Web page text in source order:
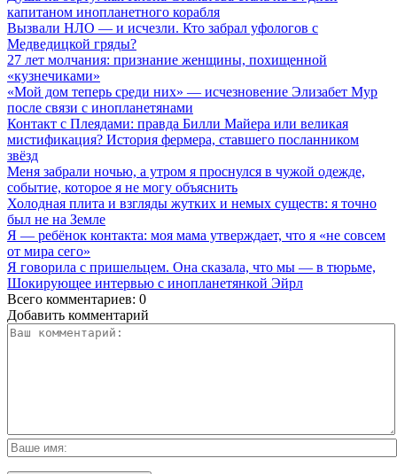
капитаном инопланетного корабля
Вызвали НЛО — и исчезли. Кто забрал уфологов с
Медведицкой гряды?
27 лет молчания: признание женщины, похищенной
«кузнечиками»
«Мой дом теперь среди них» — исчезновение Элизабет Мур
после связи с инопланетянами
Контакт с Плеядами: правда Билли Майера или великая
мистификация? История фермера, ставшего посланником
звёзд
Меня забрали ночью, а утром я проснулся в чужой одежде,
событие, которое я не могу объяснить
Холодная плита и взгляды жутких и немых существ: я точно
был не на Земле
Я — ребёнок контакта: моя мама утверждает, что я «не совсем
от мира сего»
Я говорила с пришельцем. Она сказала, что мы — в тюрьме,
Шокирующее интервью с инопланетянкой Эйрл
Всего комментариев: 0
Добавить комментарий